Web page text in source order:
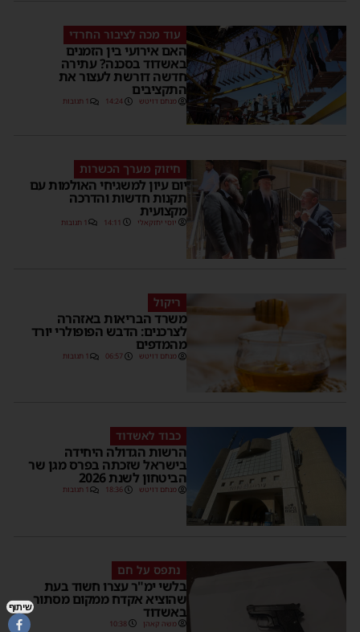
עוד מכה לציבור החרדי
האם אירועי בין הזמנים
באשדוד בסכנה? עתירה
חדשה דורשת לעצור את
התקציבים
מנחם דויטש 14:24 1 תגובות
חיזוק מערך הכשרות
יום עיון למשגיחי האולמות עם
תקנות חדשות והדרכה
מקצועית
יוסי יחזקאלי 14:11 1 תגובות
ריקול
משרד הבריאות באזהרה
לצרכנים: הדבש הפופולרי יורד
מהמדפים
מנחם דויטש 06:57 1 תגובות
כבוד לאשדוד
הרשות הגדולה היחידה
בישראל שזכתה בפרס מגן שר
הביטחון לשנת 2026
מנחם דויטש 18:36 1 תגובות
נתפס על חם
בלשי ימ"ר עצרו חשוד בעת
שהוציא אקדח ממקום מסתור
באשדוד
משה קאהן 10:38
שיתוף